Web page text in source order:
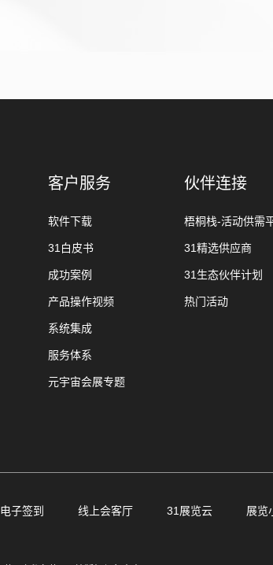
客户服务
软件下载
31白皮书
成功案例
产品操作视频
系统集成
服务体系
元宇宙会展专题
伙伴连接
梧桐栈-活动供需
31精选供应商
31生态伙伴计划
热门活动
电子签到 线上会客厅 31展览云 展览